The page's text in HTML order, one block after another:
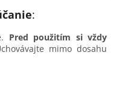
:
Pred použitím si vždy
mimo dosahu